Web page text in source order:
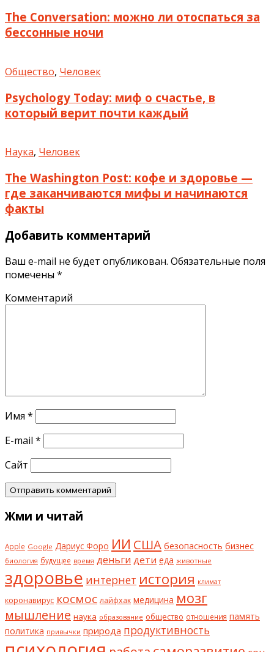
The Conversation: можно ли отоспаться за
бессонные ночи
Общество, Человек
Psychology Today: миф о счастье, в
который верит почти каждый
Наука, Человек
The Washington Post: кофе и здоровье —
где заканчиваются мифы и начинаются
факты
Добавить комментарий
Ваш e-mail не будет опубликован. Обязательные поля
помечены *
Комментарий
Имя *
E-mail *
Сайт
Жми и читай
Apple Google Дариус Форо ИИ США безопасность бизнес
биология будущее время деньги дети еда животные
здоровье интернет история климат
коронавирус космос лайфхак медицина мозг
мышление наука образование общество отношения память
политика привычки природа продуктивность